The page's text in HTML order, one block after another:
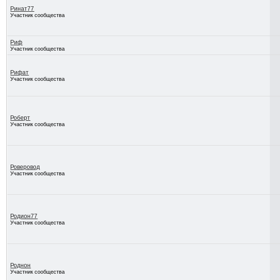
Ринат77
Участник сообщества
Риф
Участник сообщества
Рифат
Участник сообщества
Роберт
Участник сообщества
Роверовод
Участник сообщества
Родион77
Участник сообщества
Роднон
Участник сообщества